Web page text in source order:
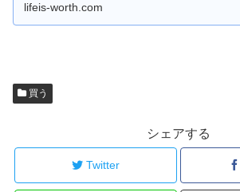
lifeis-worth.com
買う
シェアする
Twitter